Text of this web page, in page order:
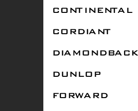
CONTINENTAL
CORDIANT
DIAMONDBACK
DUNLOP
FORWARD